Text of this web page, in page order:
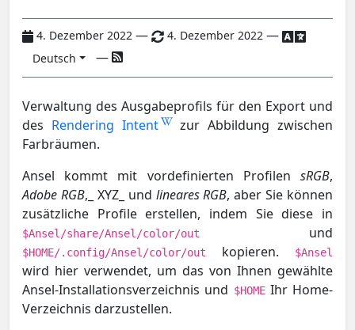
4. Dezember 2022 — 4. Dezember 2022 —
Deutsch —
Verwaltung des Ausgabeprofils für den Export und
des Rendering Intent
zur Abbildung zwischen
Farbräumen.
Ansel kommt mit vordefinierten Profilen sRGB,
Adobe RGB,_ XYZ_ und lineares RGB, aber Sie können
zusätzliche Profile erstellen, indem Sie diese in
$Ansel/share/Ansel/color/out und
$HOME/.config/Ansel/color/out kopieren. $Ansel
wird hier verwendet, um das von Ihnen gewählte
Ansel-Installationsverzeichnis und $HOMEIhr Home-
Verzeichnis darzustellen.